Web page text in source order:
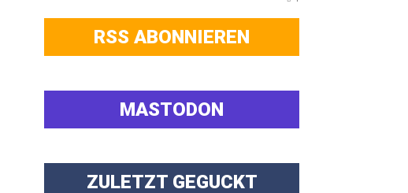
RSS ABONNIEREN
MASTODON
ZULETZT GEGUCKT